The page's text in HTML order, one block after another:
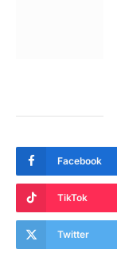
Facebook
TikTok
Twitter